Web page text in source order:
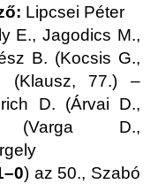
Lipcsei Péter
E., Jagodics M.,
B. (Kocsis G.,
(Klausz, 77.) –
D. (Árvai D.,
D.,
) az 50., Szabó